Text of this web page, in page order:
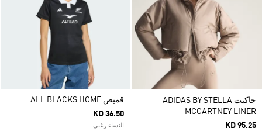
جاكيت ADIDAS BY STELLA
MCCARTNEY LINER
KD 95.25
قميص ALL BLACKS HOME
KD 36.50
النساء رغبي